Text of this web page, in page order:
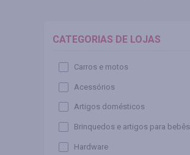
CATEGORIAS DE LOJAS
Carros e motos
Acessórios
Artigos domésticos
Brinquedos e artigos para bebês
Hardware